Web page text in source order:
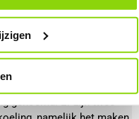
te koelen is met
genoemd. Er zijn twee